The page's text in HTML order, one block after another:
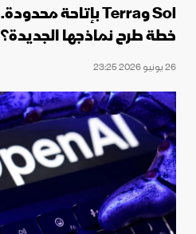
خطة طرح نماذجها الجديدة؟
26 يونيو 2026 23:25